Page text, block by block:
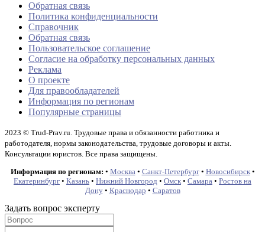
Обратная связь
Политика конфиденциальности
Справочник
Обратная связь
Пользовательское соглашение
Согласие на обработку персональных данных
Реклама
О проекте
Для правообладателей
Информация по регионам
Популярные страницы
2023 © Trud-Prav.ru. Трудовые права и обязанности работника и
работодателя, нормы законодательства, трудовые договоры и акты.
Консультации юристов. Все права защищены.
Информация по регионам: • Москва • Санкт-Петербург• Новосибирск•
Екатеринбург • Казань • Нижний Новгород • Омск • Самара • Ростов на
Дону• Краснодар • Саратов
Задать вопрос эксперту